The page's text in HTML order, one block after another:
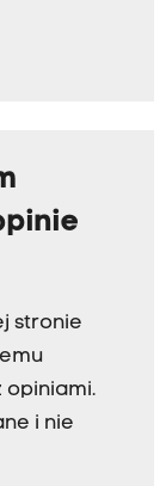
stronie
opiniami.
i nie